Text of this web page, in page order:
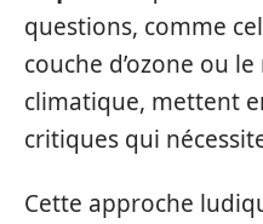
questions, comme
couche d’ozone ou
climatique, mettent
critiques qui
Cette approche